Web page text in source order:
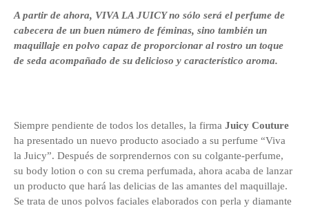
A partir de ahora, VIVA LA JUICY no sólo será el perfume de
cabecera de un buen número de féminas, sino también un
maquillaje en polvo capaz de proporcionar al rostro un toque
de seda acompañado de su delicioso y característico aroma.
Siempre pendiente de todos los detalles, la firma Juicy Couture
ha presentado un nuevo producto asociado a su perfume “Viva
la Juicy”. Después de sorprendernos con su colgante-perfume,
su body lotion o con su crema perfumada, ahora acaba de lanzar
un producto que hará las delicias de las amantes del maquillaje.
Se trata de unos polvos faciales elaborados con perla y diamante